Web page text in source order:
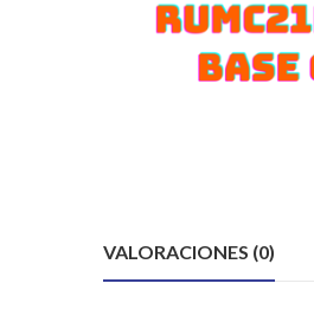
VALORACIONES (0)